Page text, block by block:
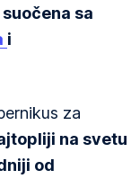
sa
i
za
na svetu
od